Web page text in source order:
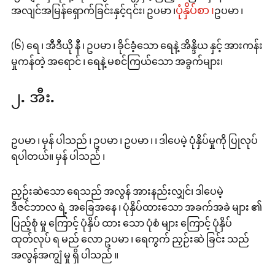
အလျင်အမြန်ရှောက်ခြင်းနှင့်၎င်း၊ ဥပမာ ၊ပုံနှိပ်စာ ၊ဥပမာ ၊
(၆) ရေ ၊ အီဒီယို နီ ၊ ဥပမာ ၊ ခိုင်ခံ့သော ရေနဲ့ အိန္ဒိယ နှင့် အားကန်း
မှုကန်တဲ့ အရောင် ၊ ရေနဲ့ မစင်ကြယ်သော အခွက်များ၊
၂. အီး.
ဥပမာ ၊ မှန် ပါသည် ၊ ဥပမာ ၊ ဥပမာ ၊ ၊ ဒါပေမဲ့ ပုံနှိပ်မှုကို ပြုလုပ်
ရပါတယ်။ မှန် ပါသည် ၊
ညှဉ်းဆဲသော ရေသည် အလွန် အားနည်းလျှင်၊ ဒါပေမဲ့
ဒီဇင်ဘာလ ရဲ့ အခြေအနေ ၊ ပုံနှိပ်ထားသော အခက်အခဲ များ ၏
ပြည့်စုံ မှု ကြောင့် ပုံနှိပ် ထား သော ပုံစံ များ ကြောင့် ပုံနှိပ်
ထုတ်လုပ် ရ မည် လော ဥပမာ ၊ ရေကွက် ညှဉ်းဆဲ ခြင်း သည်
အလွန်အကျွံ မှု ရှိ ပါသည် ။